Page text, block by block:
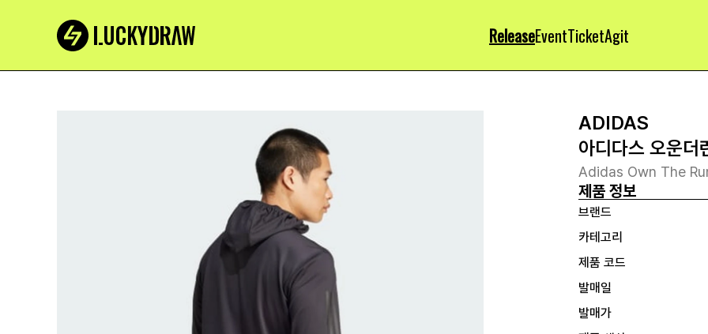
ReleaseEventTicketAgit
ADIDAS
아디다스 오운더
Adidas Own The
제품 정보
브랜드
카테고리
제품 코드
발매일
발매가